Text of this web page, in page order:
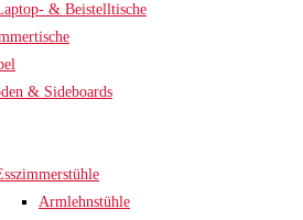
& Beistelltische
& Sideboards
Armlehnstühle